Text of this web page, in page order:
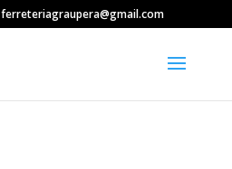
ferreteriagraupera@gmail.com